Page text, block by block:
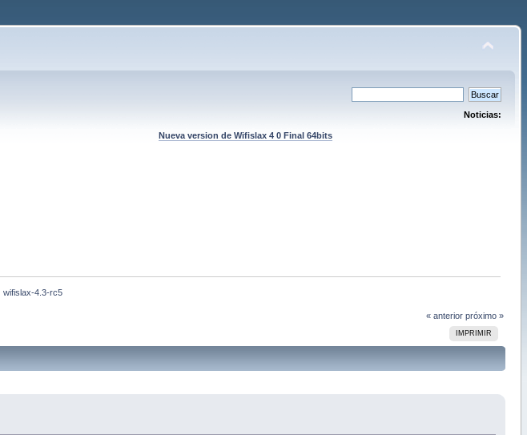
Noticias:
Nueva version de Wifislax 4 0 Final 64bits
wifislax-4.3-rc5
« anterior próximo »
IMPRIMIR